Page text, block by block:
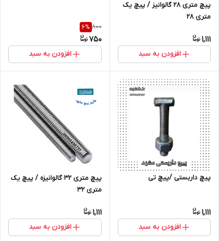
پیچ متری 28 گالوانیز / پیچ یک
متری 28
1,111
افزودن به سبد
800
6%
750
افزودن به سبد
پیچ داربستی /پیچ تی
1,111
افزودن به سبد
پیچ متری 32 گالوانیزه / پیچ یک
متری 32
1,111
افزودن به سبد